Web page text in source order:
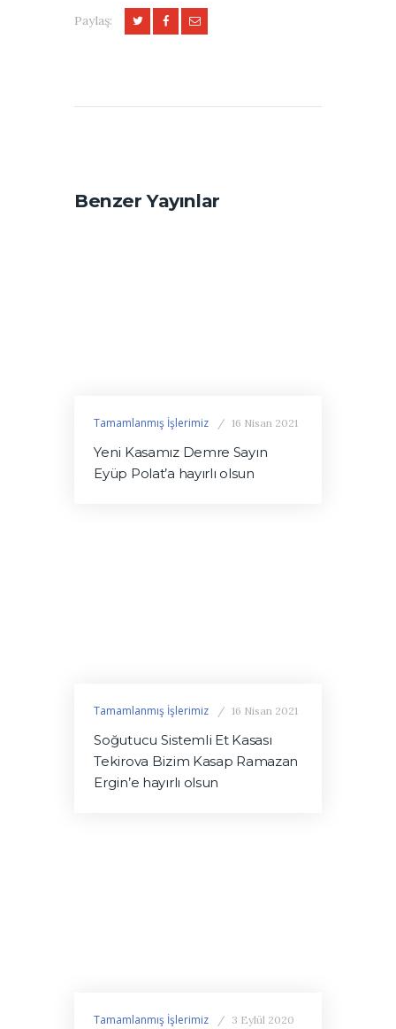
Paylaş:
Benzer Yayınlar
Tamamlanmış İşlerimiz 16 Nisan 2021
Yeni Kasamız Demre Sayın
Eyüp Polat’a hayırlı olsun
Tamamlanmış İşlerimiz 16 Nisan 2021
Soğutucu Sistemli Et Kasası
Tekirova Bizim Kasap Ramazan
Ergin’e hayırlı olsun
Tamamlanmış İşlerimiz 3 Eylül 2020